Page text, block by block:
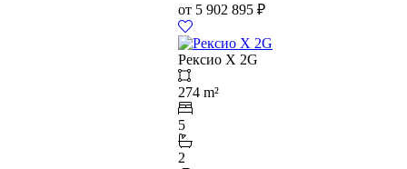
от 5 902 895 ₽
Рексио Х 2G
274 m²
5
2